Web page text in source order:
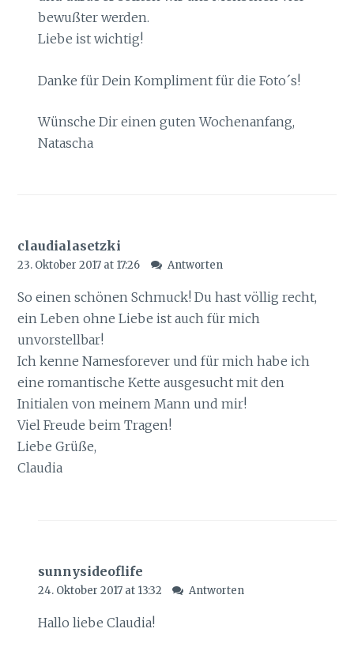
bewußter werden.
Liebe ist wichtig!
Danke für Dein Kompliment für die Foto´s!
Wünsche Dir einen guten Wochenanfang,
Natascha
claudialasetzki
23. Oktober 2017 at 17:26 Antworten
So einen schönen Schmuck! Du hast völlig recht,
ein Leben ohne Liebe ist auch für mich
unvorstellbar!
Ich kenne Namesforever und für mich habe ich
eine romantische Kette ausgesucht mit den
Initialen von meinem Mann und mir!
Viel Freude beim Tragen!
Liebe Grüße,
Claudia
sunnysideoflife
24. Oktober 2017 at 13:32 Antworten
Hallo liebe Claudia!